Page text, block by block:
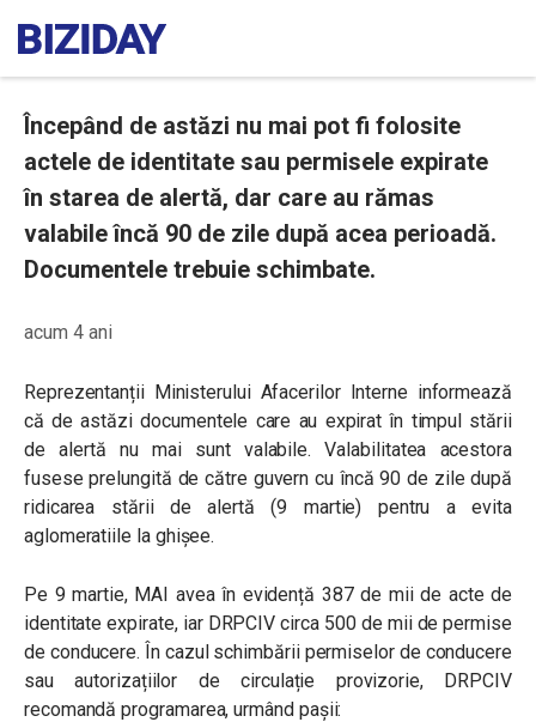
Începând de astăzi nu mai pot fi folosite
actele de identitate sau permisele expirate
în starea de alertă, dar care au rămas
valabile încă 90 de zile după acea perioadă.
Documentele trebuie schimbate.
acum 4 ani
Reprezentanții Ministerului Afacerilor Interne informează
că de astăzi documentele care au expirat în timpul stării
de alertă nu mai sunt valabile. Valabilitatea acestora
fusese prelungită de către guvern cu încă 90 de zile după
ridicarea stării de alertă (9 martie) pentru a evita
aglomeratiile la ghișee.
Pe 9 martie, MAI avea în evidență 387 de mii de acte de
identitate expirate, iar DRPCIV circa 500 de mii de permise
de conducere. În cazul schimbării permiselor de conducere
sau autorizațiilor de circulație provizorie, DRPCIV
recomandă programarea, urmând pașii: